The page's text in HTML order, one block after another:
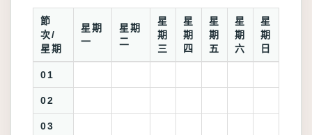
節
次/
星期
星期
一
星期
二
星
期
三
星
期
四
星
期
五
星
期
六
星
期
日
01
02
03